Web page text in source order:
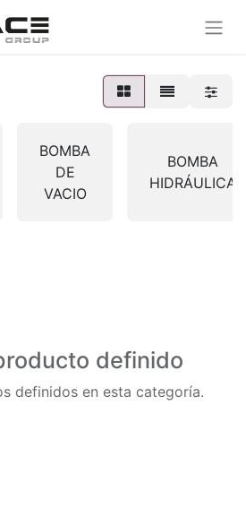
BOMBA
DE
VACIO
BOMBA
HIDRÁULICA
definido
definidos en esta categoría.